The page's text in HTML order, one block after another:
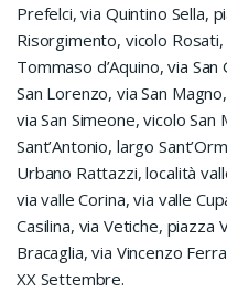
Prefelci, via Quintino Sella,
Risorgimento, vicolo Rosati,
Tommaso d’Aquino, via
San Lorenzo, via San
via San Simeone, vicolo
Sant’Antonio, largo
Urbano Rattazzi, località
via valle Corina, via valle
Casilina, via Vetiche, piazza
Bracaglia, via Vincenzo
XX Settembre.